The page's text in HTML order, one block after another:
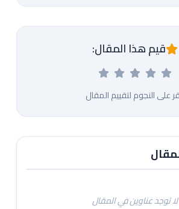
قيم هذا المقال:
على النجوم لتقييم المقال
لا توجد عناوين في المقال